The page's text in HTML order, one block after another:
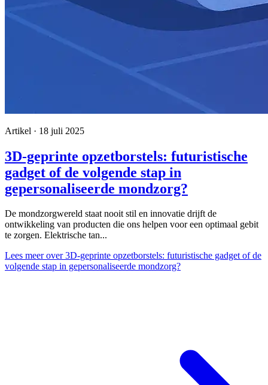
Artikel · 18 juli 2025
3D-geprinte opzetborstels: futuristische
gadget of de volgende stap in
gepersonaliseerde mondzorg?
De mondzorgwereld staat nooit stil en innovatie drijft de
ontwikkeling van producten die ons helpen voor een optimaal gebit
te zorgen. Elektrische tan...
Lees meerover 3D-geprinte opzetborstels: futuristische gadget of de
volgende stap in gepersonaliseerde mondzorg?